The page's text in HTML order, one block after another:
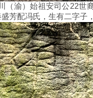
渝）始祖安司公22世
芳配冯氏，生有二字子